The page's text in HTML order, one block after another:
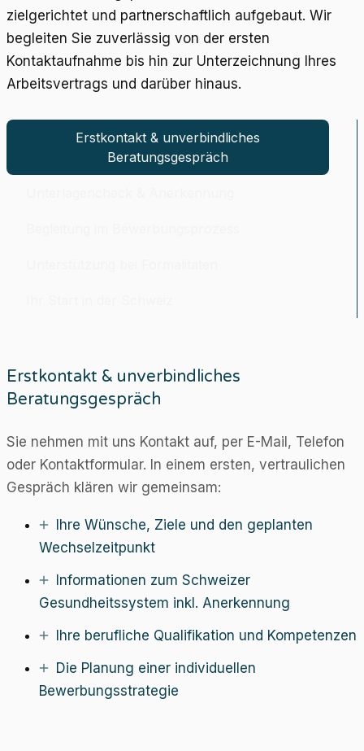
zielgerichtet und partnerschaftlich aufgebaut. Wir
begleiten Sie zuverlässig von der ersten
Kontaktaufnahme bis hin zur Unterzeichnung Ihres
Arbeitsvertrags und darüber hinaus.
Erstkontakt & unverbindliches
Beratungsgespräch
Erstkontakt & unverbindliches
Beratungsgespräch
Sie nehmen mit uns Kontakt auf, per E-Mail, Telefon
oder Kontaktformular. In einem ersten, vertraulichen
Gespräch klären wir gemeinsam:
Ihre Wünsche, Ziele und den geplanten
Wechselzeitpunkt
Informationen zum Schweizer
Gesundheitssystem inkl. Anerkennung
Ihre berufliche Qualifikation und Kompetenzen
Die Planung einer individuellen
Bewerbungsstrategie